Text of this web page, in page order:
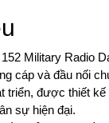
Military Radio
cáp và đầu nối
triển, được thiết
sự hiện đại.